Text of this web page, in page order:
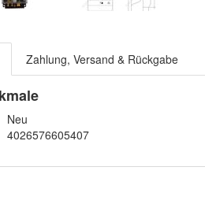
Zahlung, Versand & Rückgabe
Neu
4026576605407